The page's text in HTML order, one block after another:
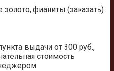
фианиты (заказать)
выдачи от 300 руб.,
стоимость